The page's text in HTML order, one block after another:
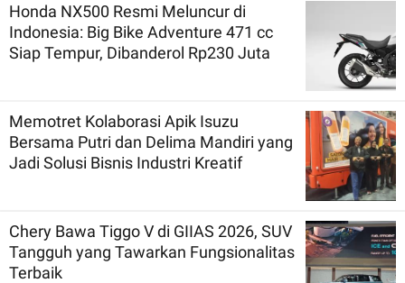
Honda NX500 Resmi Meluncur di
Indonesia: Big Bike Adventure 471 cc
Siap Tempur, Dibanderol Rp230 Juta
Memotret Kolaborasi Apik Isuzu
Bersama Putri dan Delima Mandiri yang
Jadi Solusi Bisnis Industri Kreatif
Chery Bawa Tiggo V di GIIAS 2026, SUV
Tangguh yang Tawarkan Fungsionalitas
Terbaik